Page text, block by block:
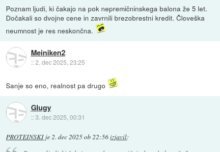
Poznam ljudi, ki čakajo na pok nepremičninskega balona že 5 let.
Dočakali so dvojne cene in zavrnili brezobrestni kredit. Človeška
neumnost je res neskončna.
Meiniken2
::2. dec 2025, 23:25
Sanje so eno, realnost pa drugo
Glugy
::3. dec 2025, 00:31
PROTEINSKI je2. dec 2025 ob 22:56izjavil: